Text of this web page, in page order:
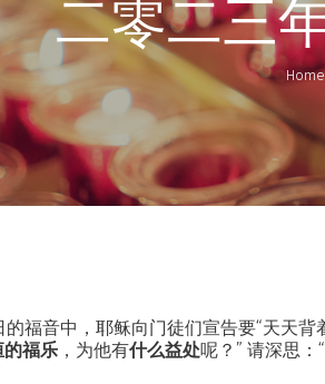
二零二三
Home
的福音中，耶稣向门徒们宣告要“天天
的福乐 ，为他有什么益处呢？” 请深思：